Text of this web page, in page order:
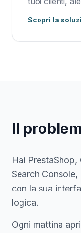
Scopri la
Il
Hai
Search
con la sua
logica.
Ogni mattina